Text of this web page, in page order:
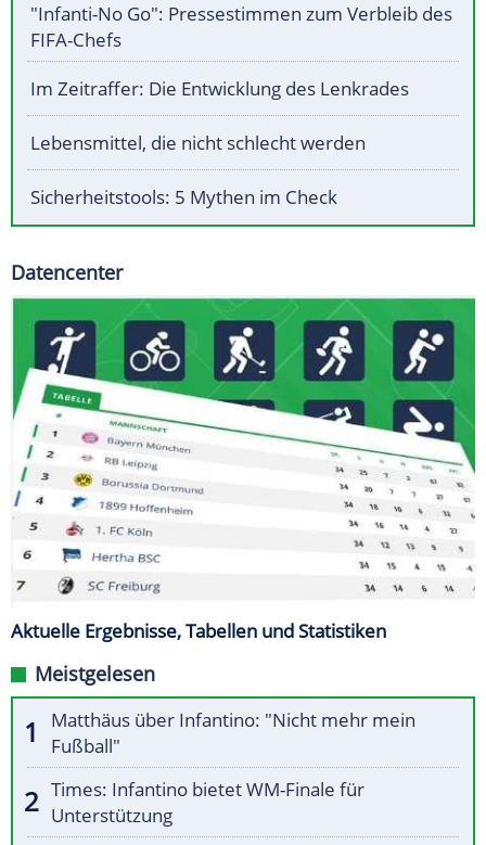
"Infanti-No Go": Pressestimmen zum Verbleib des
FIFA-Chefs
Im Zeitraffer: Die Entwicklung des Lenkrades
Lebensmittel, die nicht schlecht werden
Sicherheitstools: 5 Mythen im Check
Datencenter
Aktuelle Ergebnisse, Tabellen und Statistiken
Meistgelesen
Matthäus über Infantino: "Nicht mehr mein
Fußball"
Times: Infantino bietet WM-Finale für
Unterstützung